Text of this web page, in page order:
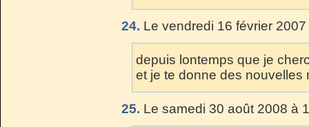
24. Le vendredi 16 février
depuis lontemps que je
et je te donne des nouvelles
25. Le samedi 30 août 2008 à